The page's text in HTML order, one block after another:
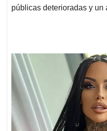
públicas deterioradas y un